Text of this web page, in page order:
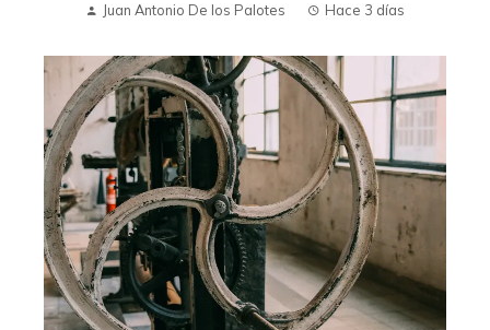
Juan Antonio De los Palotes Hace 3 días